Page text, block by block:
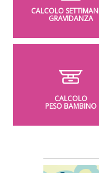
CALCOLO
GRAVIDANZA
CALCOLO
PESO BAMBINO